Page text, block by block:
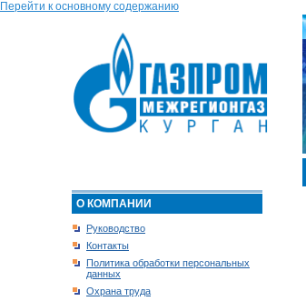
Перейти к основному содержанию
О КОМПАНИИ
Руководство
Контакты
Политика обработки персональных
данных
Охрана труда